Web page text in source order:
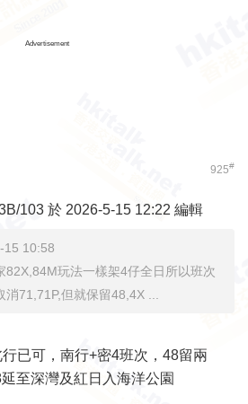
Advertisement
925#
103 於 2026-5-15 12:22 編輯
15 10:58
82X,84M玩法一樣架4仔全日所以班次
71,71P,但就保留48,4X ...
已可，南行+密4班次，48留兩
至深灣及紅日入海洋公園